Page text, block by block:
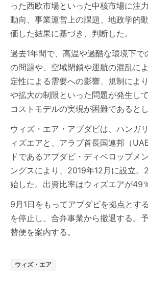
った西欧市場といった中核市場に注
動向、事業運営上の課題、地政学的
価した結果に基づき、判断した。
過去1年間で、高温や過酷な環境下で
の問題や、空域閉鎖や運航の混乱に
定性による需要への影響、規制によ
や拡大の制限といった問題が発生し
コストモデルの実現が困難であるとし
ウィズ・エア・アブダビは、ハンガ
ィズエアと、アラブ首長国連邦（
ドであるアブダビ・ディベロップメ
ングスにより、2019年12月に設立。
始した。出資比率はウィズエアが49％
9月1日をもってアブダビを拠点とす
を停止し、合弁事業から撤退する。
替便を案内する。
ウィズ・エア